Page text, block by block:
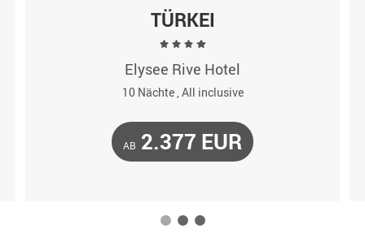
TÜRKEI
Elysee Rive Hotel
10 Nächte , All inclusive
AB 2.377 EUR
1 2 3